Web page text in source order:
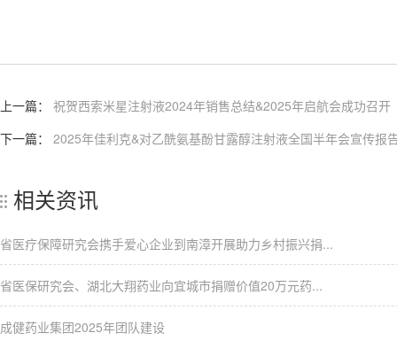
上一篇：
祝贺西索米星注射液2024年销售总结&2025年启航会成功召开
下一篇：
2025年佳利克&对乙酰氨基酚甘露醇注射液全国半年会宣传报
相关资讯
省医疗保障研究会携手爱心企业到南漳开展助力乡村振兴捐...
省医保研究会、湖北大翔药业向宜城市捐赠价值20万元药...
成健药业集团2025年团队建设